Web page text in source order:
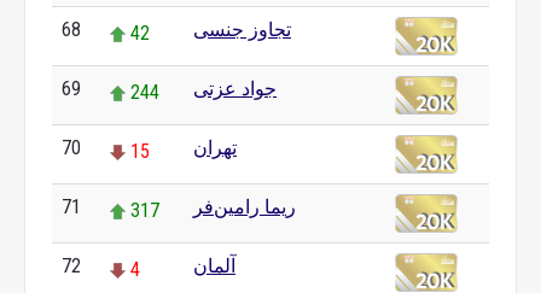
68 42 تجاوز جنسی
69 244 جواد عزتی
70 15 تهران
71 317 ریما رامین‌فر
72 4 آلمان